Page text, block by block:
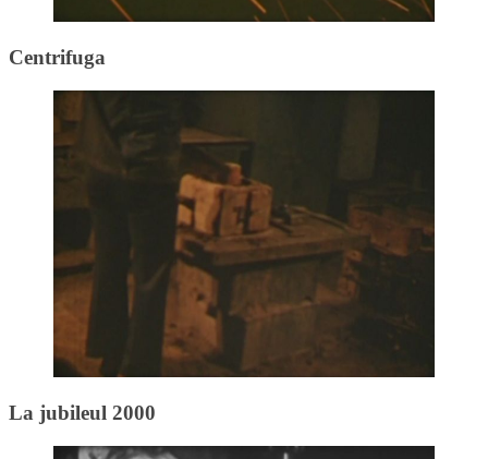
Centrifuga
La jubileul 2000